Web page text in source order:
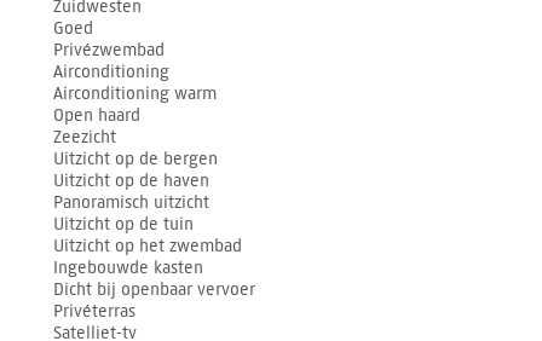
Zuidwesten
Goed
Privézwembad
Airconditioning
Airconditioning warm
Open haard
Zeezicht
Uitzicht op de bergen
Uitzicht op de haven
Panoramisch uitzicht
Uitzicht op de tuin
Uitzicht op het zwembad
Ingebouwde kasten
Dicht bij openbaar vervoer
Privéterras
Satelliet-tv